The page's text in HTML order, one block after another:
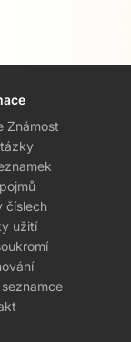
Známost
číslech
užití